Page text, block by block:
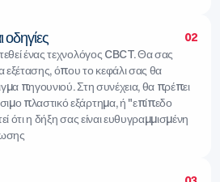
02
ένας τεχνολόγος CBCT. Θα σας
εξέτασης, όπου το κεφάλι σας θα
πηγουνιού. Στη συνέχεια, θα πρέπει
πλαστικό εξάρτημα, ή "επίπεδο
ότι η δήξη σας είναι ευθυγραμμισμένη